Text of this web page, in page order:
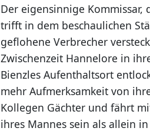
Der eigensinnige
trifft in dem beschaulichen
geflohene Verbrecher
Zwischenzeit Hannelore in
Bienzles Aufenthaltsort
mehr Aufmerksamkeit von
Kollegen Gächter und fährt
ihres Mannes sein als allein